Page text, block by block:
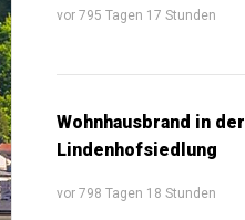
vor 795 Tagen 17 Stunden
Wohnhausbrand in der
Lindenhofsiedlung
vor 798 Tagen 18 Stunden